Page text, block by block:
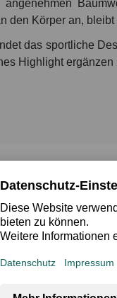
den Körper an,
das sportliche
Highlight ergänzen